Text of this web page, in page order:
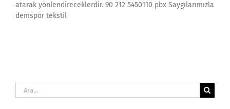
atarak yönlendireceklerdir. 90 212 5450110 pbx Saygılarımızla
demspor tekstil
Ara: